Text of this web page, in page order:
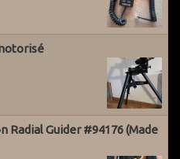
Radial Guider #94176 (Made